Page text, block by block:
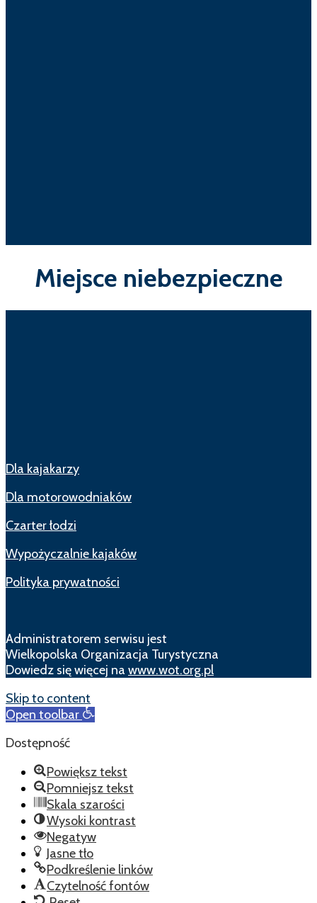
Miejsce niebezpieczne
Dla kajakarzy
Dla motorowodniaków
Czarter łodzi
Wypożyczalnie kajaków
Polityka prywatności
Administratorem serwisu jest
Wielkopolska Organizacja Turystyczna
Dowiedz się więcej na www.wot.org.pl
Skip to content
Open toolbar
Dostępność
Powiększ tekst
Pomniejsz tekst
Skala szarości
Wysoki kontrast
Negatyw
Jasne tło
Podkreślenie linków
Czytelność fontów